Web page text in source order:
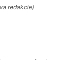
redakcie)